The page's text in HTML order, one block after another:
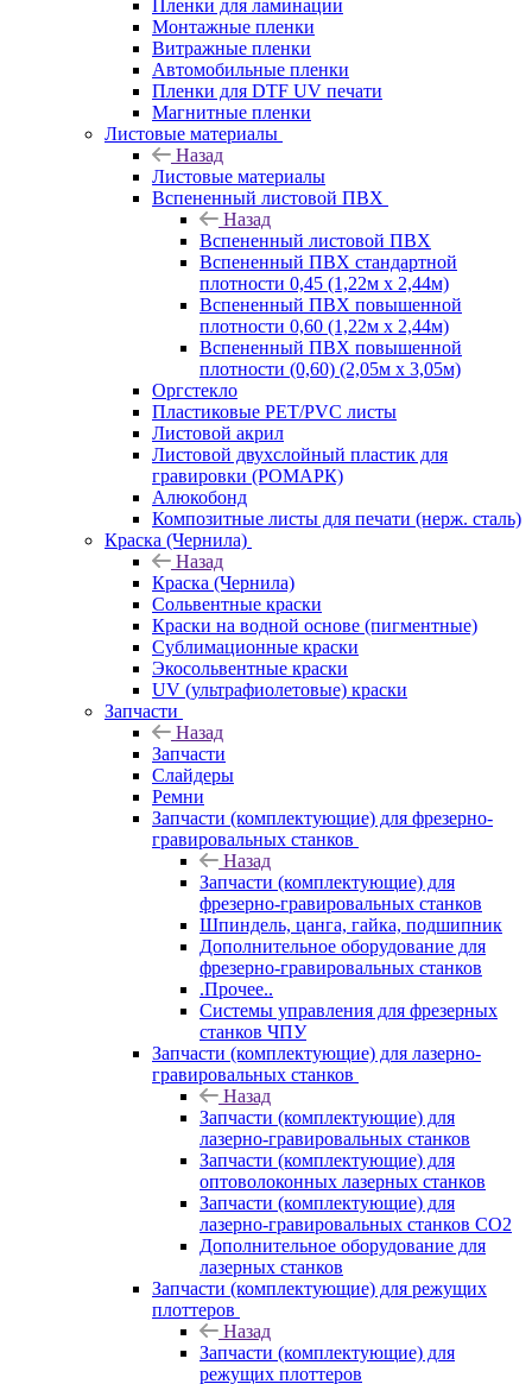
Пленки для ламинации
Монтажные пленки
Витражные пленки
Автомобильные пленки
Пленки для DTF UV печати
Магнитные пленки
Листовые материалы
Назад
Листовые материалы
Вспененный листовой ПВХ
Назад
Вспененный листовой ПВХ
Вспененный ПВХ стандартной
плотности 0,45 (1,22м х 2,44м)
Вспененный ПВХ повышенной
плотности 0,60 (1,22м х 2,44м)
Вспененный ПВХ повышенной
плотности (0,60) (2,05м х 3,05м)
Оргстекло
Пластиковые PET/PVC листы
Листовой акрил
Листовой двухслойный пластик для
гравировки (РОМАРК)
Алюкобонд
Композитные листы для печати (нерж. сталь)
Краска (Чернила)
Назад
Краска (Чернила)
Сольвентные краски
Краски на водной основе (пигментные)
Сублимационные краски
Экосольвентные краски
UV (ультрафиолетовые) краски
Запчасти
Назад
Запчасти
Слайдеры
Ремни
Запчасти (комплектующие) для фрезерно-
гравировальных станков
Назад
Запчасти (комплектующие) для
фрезерно-гравировальных станков
Шпиндель, цанга, гайка, подшипник
Дополнительное оборудование для
фрезерно-гравировальных станков
.Прочее..
Системы управления для фрезерных
станков ЧПУ
Запчасти (комплектующие) для лазерно-
гравировальных станков
Назад
Запчасти (комплектующие) для
лазерно-гравировальных станков
Запчасти (комплектующие) для
оптоволоконных лазерных станков
Запчасти (комплектующие) для
лазерно-гравировальных станков CO2
Дополнительное оборудование для
лазерных станков
Запчасти (комплектующие) для режущих
плоттеров
Назад
Запчасти (комплектующие) для
режущих плоттеров